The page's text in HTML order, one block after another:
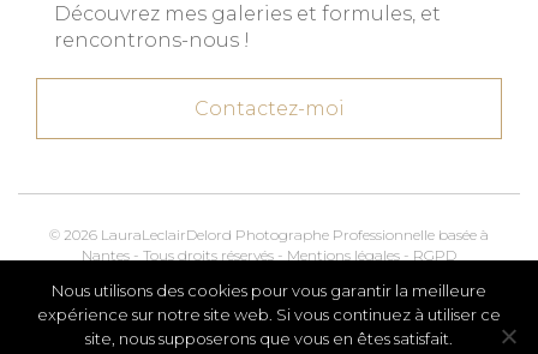
Découvrez mes galeries et formules, et
rencontrons-nous !
Contactez-moi
© 2026 LauraLeclairDelord Photographe Professionnelle basée à
Nantes - Tous droits réservés - Mentions légales - RGPD
Kroox.ioMarketing, Creative & Digital
Nous utilisons des cookies pour vous garantir la meilleure
expérience sur notre site web. Si vous continuez à utiliser ce
site, nous supposerons que vous en êtes satisfait.